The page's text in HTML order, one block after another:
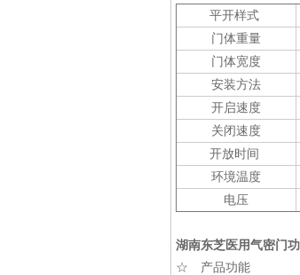
平开样式
门体重量
门体宽度
安装方法
开启速度
关闭速度
开放时间
环境温度
电压
湖南东芝医用气密门
☆ 产品功能